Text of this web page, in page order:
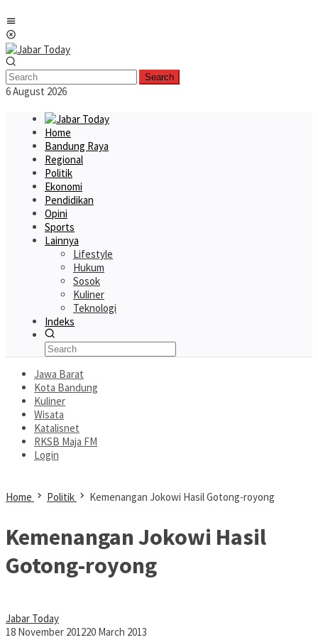
to
content
Search
6 August 2026
Home
Bandung Raya
Regional
Politik
Ekonomi
Pendidikan
Opini
Sports
Lainnya
Lifestyle
Hukum
Sosok
Kuliner
Teknologi
Indeks
Jawa Barat
Kota Bandung
Kuliner
Wisata
Katalisnet
RKSB Maja FM
Login
Home Politik Kemenangan Jokowi Hasil Gotong-royong
Kemenangan Jokowi Hasil
Gotong-royong
Jabar Today
18 November 201220 March 2013